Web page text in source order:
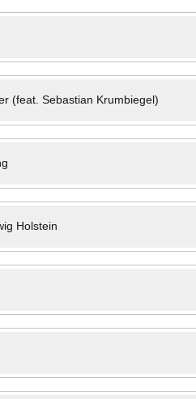
(feat. Sebastian Krumbiegel)
Holstein